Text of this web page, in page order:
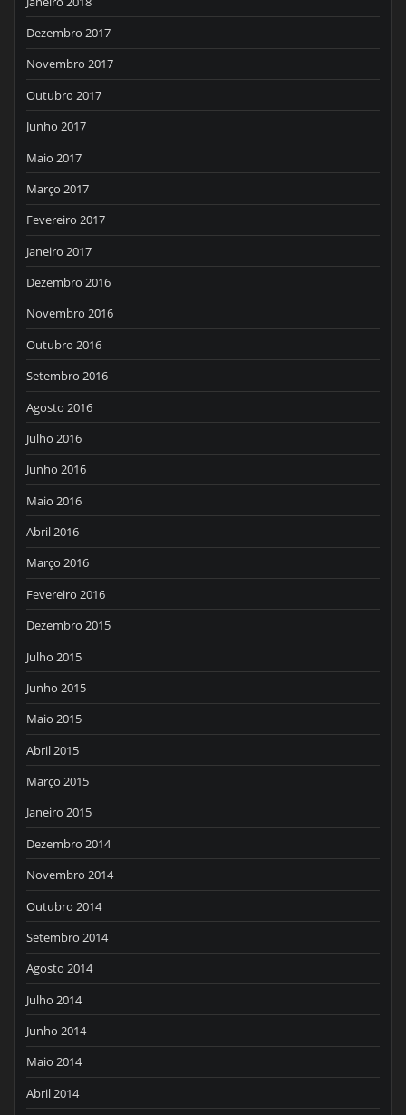
Dezembro 2017
Novembro 2017
Outubro 2017
Junho 2017
Maio 2017
Março 2017
Fevereiro 2017
Janeiro 2017
Dezembro 2016
Novembro 2016
Outubro 2016
Setembro 2016
Agosto 2016
Julho 2016
Junho 2016
Maio 2016
Abril 2016
Março 2016
Fevereiro 2016
Dezembro 2015
Julho 2015
Junho 2015
Maio 2015
Abril 2015
Março 2015
Janeiro 2015
Dezembro 2014
Novembro 2014
Outubro 2014
Setembro 2014
Agosto 2014
Julho 2014
Junho 2014
Maio 2014
Abril 2014